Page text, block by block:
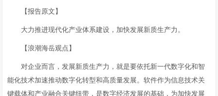
【报告原文】
大力推进现代化产业体系建设，加快发展新质生产力。
【浪潮海岳观点】
对企业而言，发展新质生产力，就是要依托新一代数字化和智
能化技术加速推动数字化转型和高质量发展。软件作为信息技术关
键载体和产业融合关键纽带，是数字经济发展的基础，为加快发展